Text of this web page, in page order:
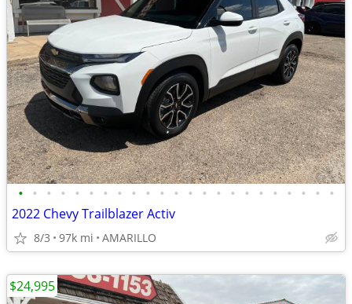
• • • • • • • • • • • • • • • • • • • • • • •
2022 Chevy Trailblazer Activ
8/3 97k mi AMARILLO
$24,995